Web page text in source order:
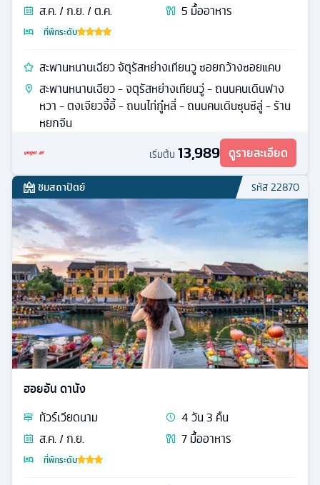
ส.ค. / ก.ย. / ต.ค.
5 มื้ออาหาร
ที่พักระดับ
สะพานหนานเฉียว จัตุรัสหย่างเทียนวู ซอยกว้างซอยแคบ
สะพานหนานเฉียว - จตุรัสหย่างเทียนวู่ - ถนนคนเดินฟาง
หวา - ตงเจียวจี้อี้ - ถนนไท่กู๋หลี่ - ถนนคนเดินซุนซีลู่ - ร้าน
หยกจีน
เริ่มต้น 13,989 ดูรายละเอียด
ชมสถาปัตย์ รหัส22870
ฮอยอัน ดานัง
ทัวร์เวียดนาม 4วัน3 คืน
ส.ค. / ก.ย.
7มื้ออาหาร
ที่พักระดับ